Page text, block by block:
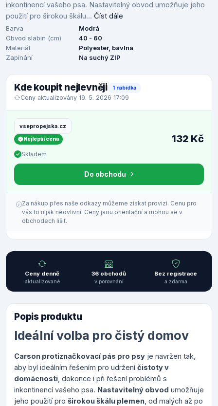
inkontinencí vašeho psa. Nastavitelný obvod umožňuje jeho
použití pro širokou škálu... Číst dále
Barva
Modrá
Obvod slabin (cm)
40 - 60
Materiál
Polyester, bavlna
Zapínání
Na suchý ZIP
Kde koupit nejlevněji 1 nabídka
Ceny aktualizovány 19. 5. 2026 17:09
vsepropejska.cz
Nejlepší cena
Skladem
132 Kč
Do obchodu
Za nákup přes naše odkazy můžeme získat provizi. Cenu pro
vás to nijak neovlivní. Ceny jsou orientační a mohou se v
obchodech lišit.
Ceny denně
aktualizované
36 obchodů
v porovnání
Bez registrace
a zdarma
Popis produktu
Ideální volba pro čistý domov
Carson protiznačkovací pás pro psy je navržen tak,
aby byl ideálním řešením pro udržení čistoty v
domácnosti , dokonce i při řešení problémů s
inkontinencí vašeho psa. Nastavitelný obvod umožňuje
jeho použití pro širokou škálu plemen , od malých až po